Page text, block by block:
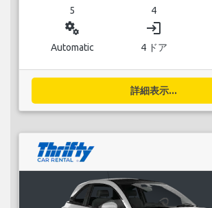
5 4
miscellaneous_services
Automatic
login
4 ドア
詳細表示...